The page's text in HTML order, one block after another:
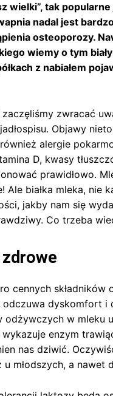
wielki”, tak
nadal jest
osteoporozy.
wiemy o tym
z nabiałem
zwracać
Objawy
alergie
D, kwasy
prawidłowo.
białka mleka, nie
jakby nam się
Co trzeba
cennych
dyskomfort i
odżywczych w mleku
enzym
nas dziwić.
młodszych, a nawet